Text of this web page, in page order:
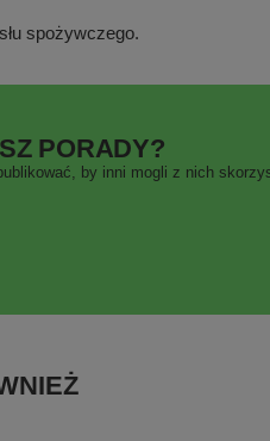
spożywczego.
PORADY?
by inni mogli z nich